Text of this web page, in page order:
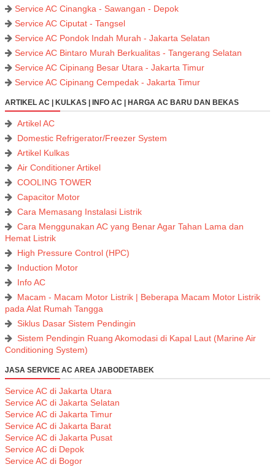
Service AC Cinangka - Sawangan - Depok
Service AC Ciputat - Tangsel
Service AC Pondok Indah Murah - Jakarta Selatan
Service AC Bintaro Murah Berkualitas - Tangerang Selatan
Service AC Cipinang Besar Utara - Jakarta Timur
Service AC Cipinang Cempedak - Jakarta Timur
ARTIKEL AC | KULKAS | INFO AC | HARGA AC BARU DAN BEKAS
Artikel AC
Domestic Refrigerator/Freezer System
Artikel Kulkas
Air Conditioner Artikel
COOLING TOWER
Capacitor Motor
Cara Memasang Instalasi Listrik
Cara Menggunakan AC yang Benar Agar Tahan Lama dan
Hemat Listrik
High Pressure Control (HPC)
Induction Motor
Info AC
Macam - Macam Motor Listrik | Beberapa Macam Motor Listrik
pada Alat Rumah Tangga
Siklus Dasar Sistem Pendingin
Sistem Pendingin Ruang Akomodasi di Kapal Laut (Marine Air
Conditioning System)
JASA SERVICE AC AREA JABODETABEK
Service AC di Jakarta Utara
Service AC di Jakarta Selatan
Service AC di Jakarta Timur
Service AC di Jakarta Barat
Service AC di Jakarta Pusat
Service AC di Depok
Service AC di Bogor